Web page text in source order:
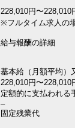
228,010円〜228,010
※フルタイム求人の
給与報酬の詳細
基本給（月額平均）
228,010円〜228,010
定額的に支払われる
–
固定残業代